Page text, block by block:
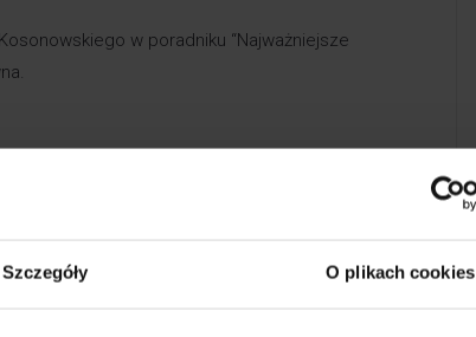
Szczegóły O plikach cookies
w poradniku “Najważniejsze
Dziedzic i Partnerzy, a w poradniku